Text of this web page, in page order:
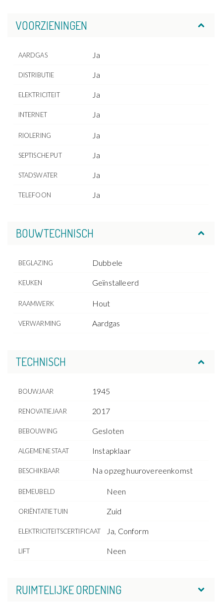
VOORZIENINGEN
AARDGAS Ja
DISTRIBUTIE Ja
ELEKTRICITEIT Ja
INTERNET Ja
RIOLERING Ja
SEPTISCHE PUT Ja
STADSWATER Ja
TELEFOON Ja
BOUWTECHNISCH
BEGLAZING Dubbele
KEUKEN Geïnstalleerd
RAAMWERK Hout
VERWARMING Aardgas
TECHNISCH
BOUWJAAR 1945
RENOVATIEJAAR 2017
BEBOUWING Gesloten
ALGEMENE STAAT Instapklaar
BESCHIKBAAR Na opzeg huurovereenkomst
BEMEUBELD Neen
ORIËNTATIE TUIN Zuid
ELEKTRICITEITSCERTIFICAAT Ja, Conform
LIFT Neen
RUIMTELIJKE ORDENING